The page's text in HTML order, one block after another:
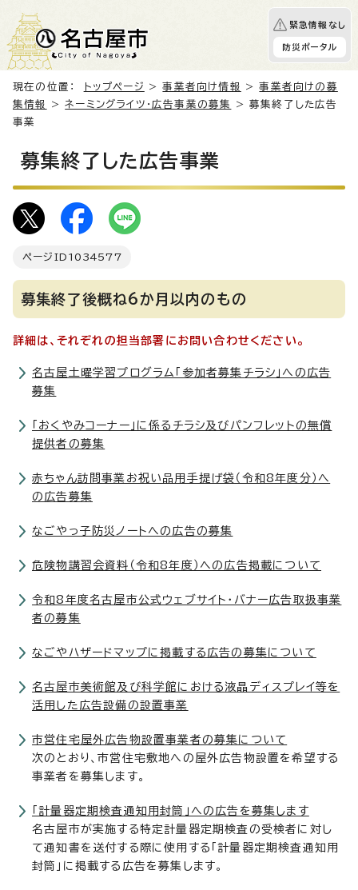
緊急情報なし
防災ポータル
現在の位置： トップページ >事業者向け情報 >事業者向けの募
集情報
>ネーミングライツ・広告事業の募集
> 募集終了した広告
事業
募集終了した広告事業
ページID 1034577
募集終了後概ね6か月以内のもの
詳細は、それぞれの担当部署にお問い合わせください。
名古屋土曜学習プログラム「参加者募集チラシ」への広告
募集
「おくやみコーナー」に係るチラシ及びパンフレットの無償
提供者の募集
赤ちゃん訪問事業お祝い品用手提げ袋（令和8年度分）へ
の広告募集
なごやっ子防災ノートへの広告の募集
危険物講習会資料（令和8年度）への広告掲載について
令和8年度名古屋市公式ウェブサイト・バナー広告取扱事業
者の募集
なごやハザードマップに掲載する広告の募集について
名古屋市美術館及び科学館における液晶ディスプレイ等を
活用した広告設備の設置事業
市営住宅屋外広告物設置事業者の募集について
次のとおり、市営住宅敷地への屋外広告物設置を希望する
事業者を募集します。
「計量器定期検査通知用封筒」への広告を募集します
名古屋市が実施する特定計量器定期検査の受検者に対し
て通知書を送付する際に使用する「計量器定期検査通知用
封筒」に掲載する広告を募集します。